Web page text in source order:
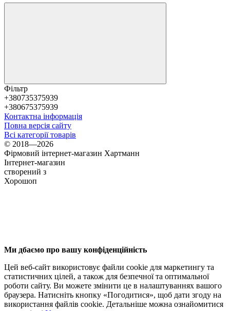
Фільтр
+380735375939
+380675375939
Контактна інформація
Повна версія сайту
Всі категорії товарів
© 2018—2026
Фірмовий інтернет-магазин Хартманн
Інтернет-магазин
створений з
Хорошоп
Ми дбаємо про вашу конфіденційність
Цей веб-сайт використовує файли cookie для маркетингу та
статистичних цілей, а також для безпечної та оптимальної
роботи сайту. Ви можете змінити це в налаштуваннях вашого
браузера. Натисніть кнопку «Погодитися», щоб дати згоду на
використання файлів cookie. Детальніше можна ознайомитися